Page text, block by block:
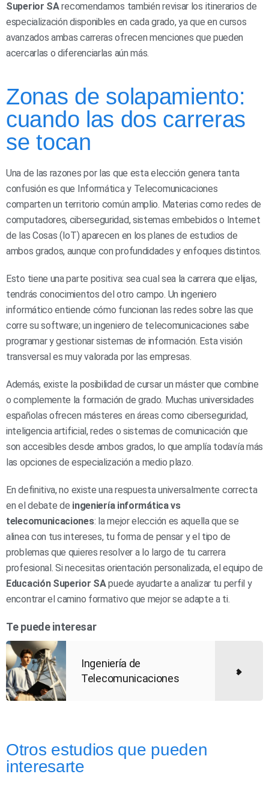
Superior SArecomendamos también revisar los itinerarios de
especialización disponibles en cada grado, ya que en cursos
avanzados ambas carreras ofrecen menciones que pueden
acercarlas o diferenciarlas aún más.
Zonas de solapamiento:
cuando las dos carreras
se tocan
Una de las razones por las que esta elección genera tanta
confusión es que Informática y Telecomunicaciones
comparten un territorio común amplio. Materias como redes de
computadores, ciberseguridad, sistemas embebidos o Internet
de las Cosas (IoT) aparecen en los planes de estudios de
ambos grados, aunque con profundidades y enfoques distintos.
Esto tiene una parte positiva: sea cual sea la carrera que elijas,
tendrás conocimientos del otro campo. Un ingeniero
informático entiende cómo funcionan las redes sobre las que
corre su software; un ingeniero de telecomunicaciones sabe
programar y gestionar sistemas de información. Esta visión
transversal es muy valorada por las empresas.
Además, existe la posibilidad de cursar un máster que combine
o complemente la formación de grado. Muchas universidades
españolas ofrecen másteres en áreas como ciberseguridad,
inteligencia artificial, redes o sistemas de comunicación que
son accesibles desde ambos grados, lo que amplía todavía más
las opciones de especialización a medio plazo.
En definitiva, no existe una respuesta universalmente correcta
en el debate de ingeniería informática vs
telecomunicaciones: la mejor elección es aquella que se
alinea con tus intereses, tu forma de pensar y el tipo de
problemas que quieres resolver a lo largo de tu carrera
profesional. Si necesitas orientación personalizada, el equipo de
Educación Superior SApuede ayudarte a analizar tu perfil y
encontrar el camino formativo que mejor se adapte a ti.
Te puede interesar
Ingeniería de
Telecomunicaciones
Otros estudios que pueden
interesarte